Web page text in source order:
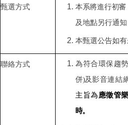
甄選方式 本系將進行初
及地點另行通
本甄選公告如
聯絡方式 為符合環保趨
併)及影音連結
主旨為應徵管
時。